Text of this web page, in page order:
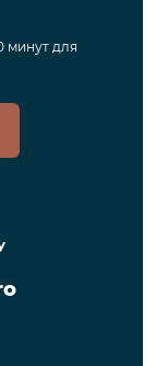
минут для